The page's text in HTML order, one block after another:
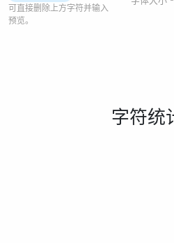
可直接删除上方字符并输入
预览。
字符统